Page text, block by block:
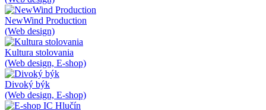
NewWind Production
(Web design)
Kultura stolovania
(Web design, E-shop)
Divoký býk
(Web design, E-shop)